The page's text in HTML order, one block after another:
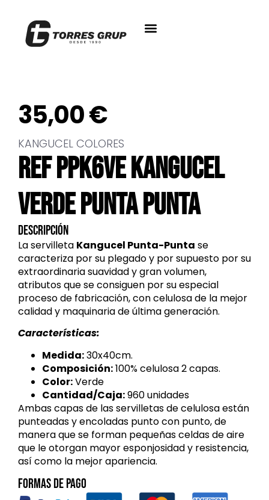
35,00€
KANGUCEL COLORES
REF PPK6VE KANGUCEL
VERDE PUNTA PUNTA
Descripción
La servilleta Kangucel Punta-Punta se
caracteriza por su plegado y por supuesto por su
extraordinaria suavidad y gran volumen,
atributos que se consiguen por su especial
proceso de fabricación, con celulosa de la mejor
calidad y maquinaria de última generación.
Características:
Medida:30x40cm.
Composición:100% celulosa 2 capas.
Color:Verde
Cantidad/Caja:960 unidades
Ambas capas de las servilletas de celulosa están
punteadas y encoladas punto con punto, de
manera que se forman pequeñas celdas de aire
que le otorgan mayor esponjosidad y resistencia,
así como la mejor apariencia.
Formas de pago